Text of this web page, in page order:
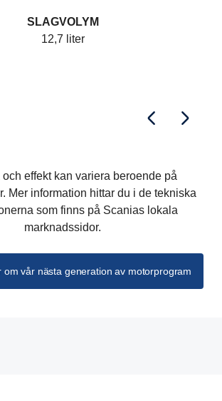
SLAGVOLYM
12,7 liter
och effekt kan variera beroende på
Mer information hittar du i de tekniska
som finns på Scanias lokala
marknadssidor.
om vår nästa generation av motorprogram